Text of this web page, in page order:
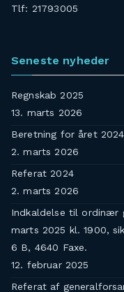
Tlf: 21793005
Seneste nyheder
Regnskab 2025
13. marts 2026
Beretning for året 2024
2. marts 2026
Referat 2024
2. marts 2026
Indkaldelse til ordinær
marts 2025 kl. 1900,
6 B, 4640 Faxe.
12. februar 2025
Referat af